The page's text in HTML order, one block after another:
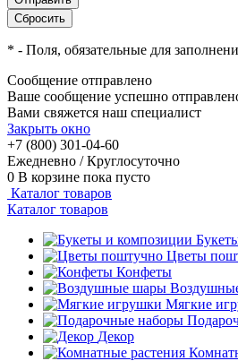
* - Поля, обязательные для
Сообщение отправлено
Ваше сообщение успешно
Вами свяжется наш специалист
Закрыть окно
+7 (800) 301-04-60
Ежедневно / Круглосуточно
0 В корзине пока пусто
Каталог товаров
Каталог товаров
Цветы
Конфеты
Мягкие
Декор